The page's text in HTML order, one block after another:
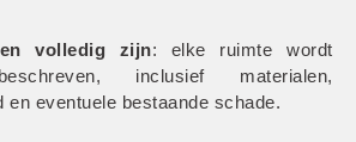
volledig zijn: elke ruimte wordt
inclusief materialen,
en eventuele bestaande schade.